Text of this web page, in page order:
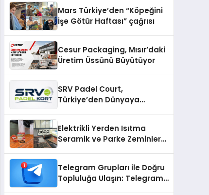
Mars Türkiye’den “Köpeğini
İşe Götür Haftası” çağrısı
Cesur Packaging, Mısır’daki
Üretim Üssünü Büyütüyor
SRV Padel Court,
Türkiye’den Dünyaya
Elektrikli Yerden Isıtma
Seramik ve Parke Zeminler
Telegram Grupları ile Doğru
Topluluğa Ulaşın: Telegram